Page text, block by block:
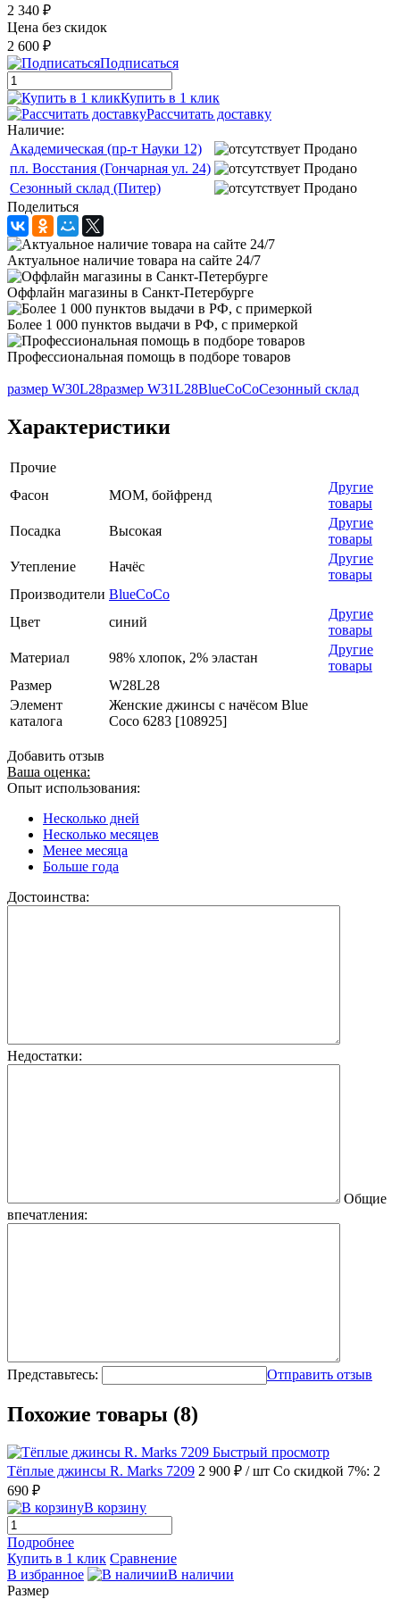
2 340 ₽
Цена без скидок
2 600 ₽
Подписаться
Купить в 1 клик
Рассчитать доставку
Наличие:
Академическая (пр-т Науки 12)
Продано
пл. Восстания (Гончарная ул. 24)
Продано
Сезонный склад (Питер)
Продано
Поделиться
Актуальное наличие товара на сайте 24/7
Оффлайн магазины в Санкт-Петербурге
Более 1 000 пунктов выдачи в РФ, с примеркой
Профессиональная помощь в подборе товаров
размер W30L28размер W31L28BlueCoCoСезонный склад
Характеристики
Прочие
Фасон
МОМ, бойфренд
Другие
товары
Посадка
Высокая
Другие
товары
Утепление
Начёс
Другие
товары
Производители BlueCoCo
Цвет
синий
Другие
товары
Материал
98% хлопок, 2% эластан
Другие
товары
Размер
W28L28
Элемент
каталога
Женские джинсы с начёсом Blue
Coco 6283 [108925]
Добавить отзыв
Ваша оценка:
Опыт использования:
Несколько дней
Несколько месяцев
Менее месяца
Больше года
Достоинства:
Недостатки:
Общие
впечатления:
Представьтесь: Отправить отзыв
Похожие товары (8)
Быстрый просмотр
Тёплые джинсы R. Marks 7209 2 900 ₽ / шт Со скидкой 7%: 2
690 ₽
В корзину
Подробнее
Купить в 1 клик Сравнение
В избранное
В наличии
Размер